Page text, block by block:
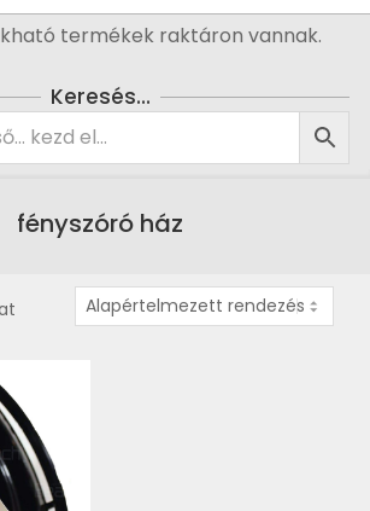
termékek raktáron vannak.
Keresés…
fényszóró ház